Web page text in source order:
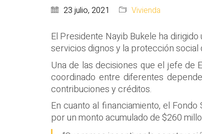
23 julio, 2021 Vivienda
El Presidente Nayib Bukele ha
servicios dignos y la protección social
Una de las decisiones que el jefe de
coordinado entre diferentes
contribuciones y créditos.
En cuanto al financiamiento, el
por un monto acumulado de $260